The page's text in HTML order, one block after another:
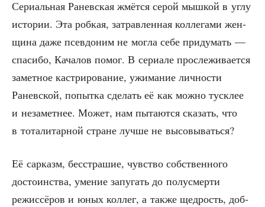
Сери­аль­ная Ранев­ская жмёт­ся серой мыш­кой в углу
исто­рии. Эта роб­кая, затрав­лен­ная кол­ле­га­ми жен­
щи­на даже псев­до­ним не мог­ла себе при­ду­мать —
спа­си­бо, Кача­лов помог. В сери­а­ле про­сле­жи­ва­ет­ся
замет­ное кастри­ро­ва­ние, ужи­ма­ние лич­но­сти
Ранев­ской, попыт­ка сде­лать её как мож­но туск­лее
и неза­мет­нее. Может, нам пыта­ют­ся ска­зать, что
в тота­ли­тар­ной стране луч­ше не высовываться?
Её сар­казм, бес­стра­шие, чув­ство соб­ствен­но­го
досто­ин­ства, уме­ние запу­гать до полу­смер­ти
режис­сё­ров и юных кол­лег, а так­же щед­рость, доб­